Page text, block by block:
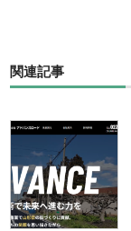
関連記事